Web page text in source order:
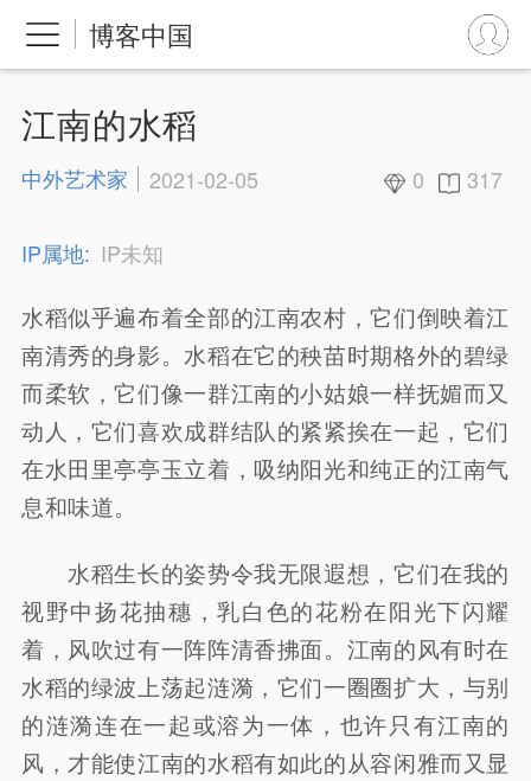
博客中国
江南的水稻
中外艺术家 2021-02-05 0 317
IP属地: IP未知
水稻似乎遍布着全部的江南农村，它们倒映着江
南清秀的身影。水稻在它的秧苗时期格外的碧绿
而柔软，它们像一群江南的小姑娘一样抚媚而又
动人，它们喜欢成群结队的紧紧挨在一起，它们
在水田里亭亭玉立着，吸纳阳光和纯正的江南气
息和味道。
水稻生长的姿势令我无限遐想，它们在我的
视野中扬花抽穗，乳白色的花粉在阳光下闪耀
着，风吹过有一阵阵清香拂面。江南的风有时在
水稻的绿波上荡起涟漪，它们一圈圈扩大，与别
的涟漪连在一起或溶为一体，也许只有江南的
风，才能使江南的水稻有如此的从容闲雅而又显